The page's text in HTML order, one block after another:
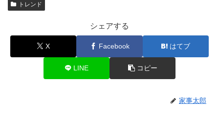
トレンド
シェアする
X Facebook はてブ
LINE コピー
家事太郎